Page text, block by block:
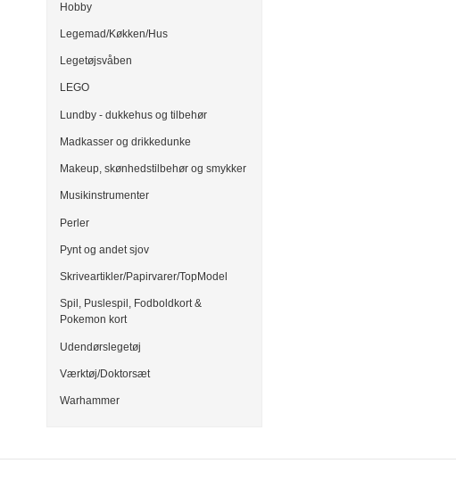
Hobby
Legemad/Køkken/Hus
Legetøjsvåben
LEGO
Lundby - dukkehus og tilbehør
Madkasser og drikkedunke
Makeup, skønhedstilbehør og smykker
Musikinstrumenter
Perler
Pynt og andet sjov
Skriveartikler/Papirvarer/TopModel
Spil, Puslespil, Fodboldkort &
Pokemon kort
Udendørslegetøj
Værktøj/Doktorsæt
Warhammer